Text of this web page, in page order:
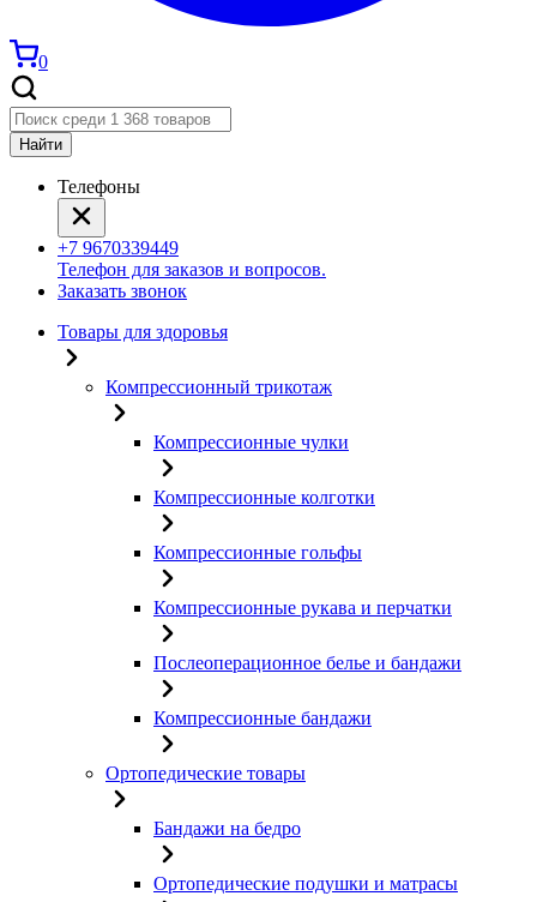
0
Найти
Телефоны
+7 9670339449
Телефон для заказов и вопросов.
Заказать звонок
Товары для здоровья
Компрессионный трикотаж
Компрессионные чулки
Компрессионные колготки
Компрессионные гольфы
Компрессионные рукава и перчатки
Послеоперационное белье и бандажи
Компрессионные бандажи
Ортопедические товары
Бандажи на бедро
Ортопедические подушки и матрасы